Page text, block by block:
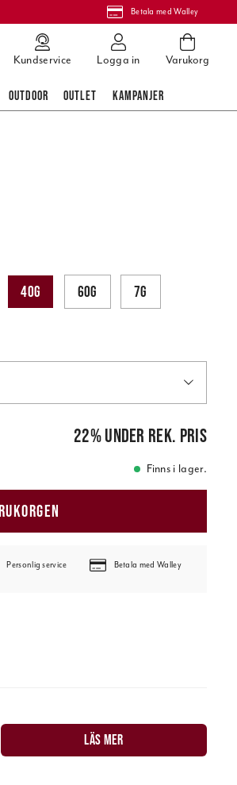
Betala med Walley
Kundservice Logga in Varukorg
OUTDOOR OUTLET KAMPANJER
40g 60g 7g
22%under rek. pris
Finns i lager.
Personlig service Betala med Walley
LÄS MER